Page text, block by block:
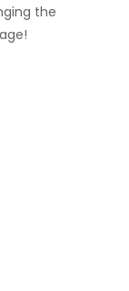
the